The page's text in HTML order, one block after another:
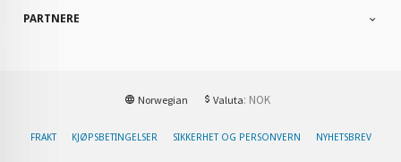
PARTNERE
Norwegian Valuta: NOK
FRAKT KJØPSBETINGELSER SIKKERHET OG PERSONVERN NYHETSBREV